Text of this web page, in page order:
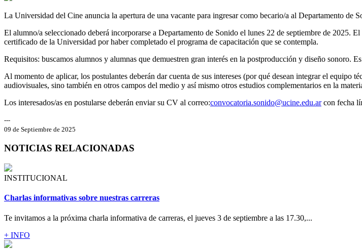
La Universidad del Cine anuncia la apertura de una vacante para ingresar como becario/a al Departamento
El alumno/a seleccionado deberá incorporarse a Departamento de Sonido el lunes 22 de septiembre de
certificado de la Universidad por haber completado el programa de capacitación que se contempla.
Requisitos: buscamos alumnos y alumnas que demuestren gran interés en la postproducción y diseño sonoro.
Al momento de aplicar, los postulantes deberán dar cuenta de sus intereses (por qué desean integrar el
audiovisuales, sino también en otros campos del medio y así mismo otros estudios complementarios en la
Los interesados/as en postularse deberán enviar su CV al correo:convocatoria.sonido@ucine.edu.arcon fecha
---
09 de Septiembre de 2025
NOTICIAS RELACIONADAS
INSTITUCIONAL
Charlas informativas sobre nuestras carreras
Te invitamos a la próxima charla informativa de carreras, el jueves 3 de septiembre a las 17.30,...
+ INFO